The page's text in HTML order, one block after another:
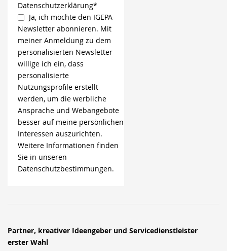
Datenschutzerklärung*
Ja, ich möchte den IGEPA-
Newsletter abonnieren. Mit
meiner Anmeldung zu dem
personalisierten Newsletter
willige ich ein, dass
personalisierte
Nutzungsprofile erstellt
werden, um die werbliche
Ansprache und Webangebote
besser auf meine persönlichen
Interessen auszurichten.
Weitere Informationen finden
Sie in unseren
Datenschutzbestimmungen.
Partner, kreativer Ideengeber und Servicedienstleister
erster Wahl